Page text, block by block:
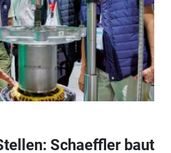
Schaeffler baut